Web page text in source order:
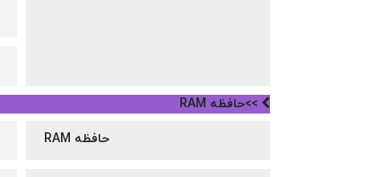
>>حافظه RAM
حافظه RAM